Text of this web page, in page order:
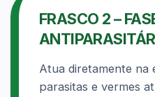
FRASCO 2 –
Atua diretamente na
parasitas e vermes